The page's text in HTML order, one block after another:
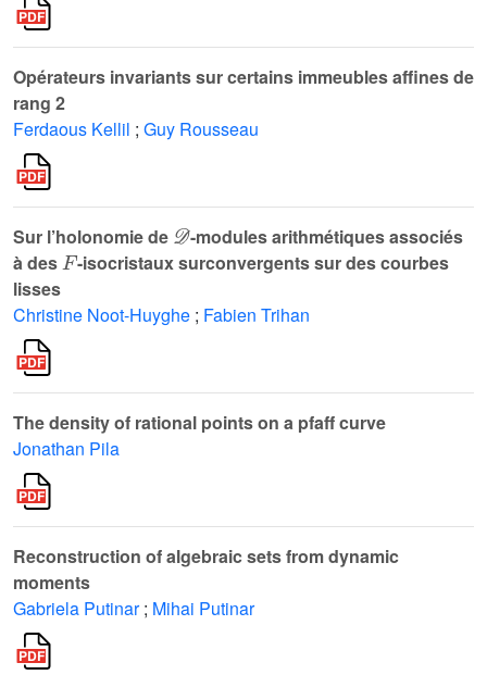
Opérateurs invariants sur certains immeubles affines de
rang 2
Ferdaous Kellil ; Guy Rousseau
Sur l’holonomie de
𝒟
-modules arithmétiques associés
à des
F
-isocristaux surconvergents sur des courbes
lisses
Christine Noot-Huyghe ; Fabien Trihan
The density of rational points on a pfaff curve
Jonathan Pila
Reconstruction of algebraic sets from dynamic
moments
Gabriela Putinar ; Mihai Putinar